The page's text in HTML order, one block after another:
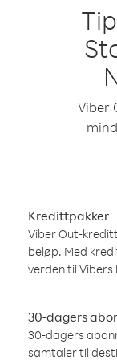
Viber
Kredittpakker
Viber Out-
beløp. Med
verden til Vibers
30-dagers
30-dagers
samtaler til